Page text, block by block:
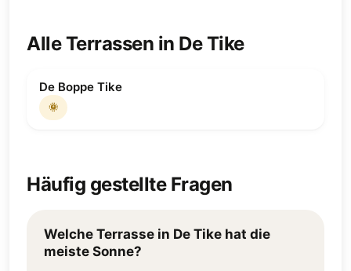
Alle Terrassen in De Tike
De Boppe Tike
🌞
Häufig gestellte Fragen
Welche Terrasse in De Tike hat die
meiste Sonne?